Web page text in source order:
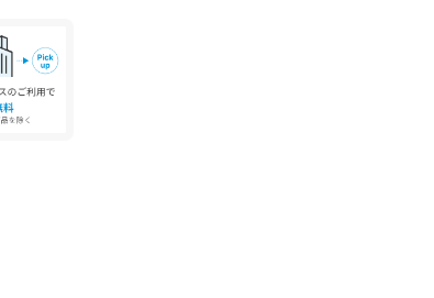
おき、ファインアートや建築物、家
シンプルで温かみがありリラックス
げている。
番号をお申し付けください。